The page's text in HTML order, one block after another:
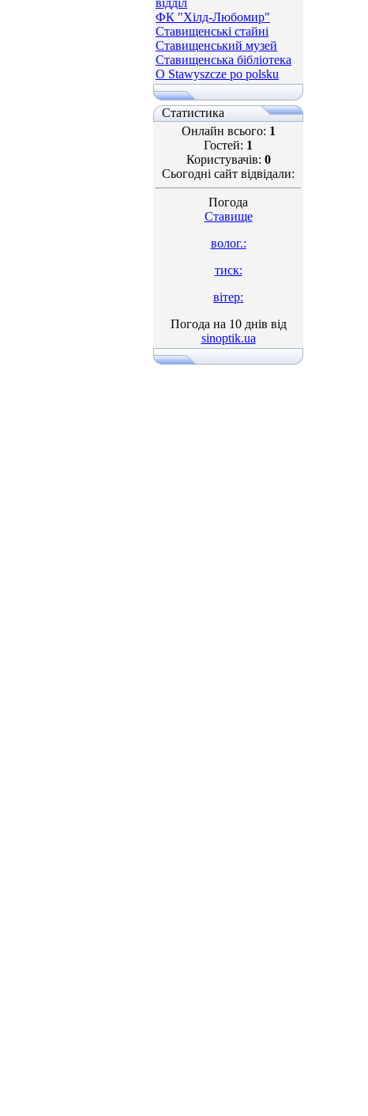
відділ
ФК "Хілд-Любомир"
Ставищенські стайні
Ставищенський музей
Ставищенська бібліотека
O Stawyszcze po polsku
Статистика
Онлайн всього: 1
Гостей: 1
Користувачів: 0
Сьогодні сайт відвідали:
Погода
Ставище
волог.:
тиск:
вітер:
Погода на 10 днів від
sinoptik.ua